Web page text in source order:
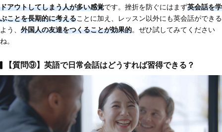
ドアウトしてしまう人が多い感覚です。挫折を防ぐにはまず英会話を学
ぶことを長期的に考えることに加え、レッスン以外にも英会話ができる
よう、 外国人の友達をつくることが効果的。ぜひ試してみてください
ね。
【質問⑨】英語で日常会話はどうすれば習得できる？